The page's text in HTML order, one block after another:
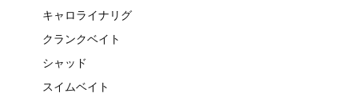
キャロライナリグ
クランクベイト
シャッド
スイムベイト